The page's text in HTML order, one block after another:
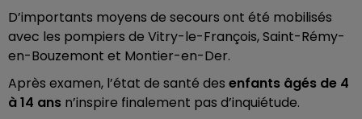
D’importants moyens de secours ont été mobilisés
avec les pompiers de Vitry-le-François, Saint-Rémy-
en-Bouzemont et Montier-en-Der.
Après examen, l’état de santé des enfants âgés de 4
à 14 ans n’inspire finalement pas d’inquiétude.